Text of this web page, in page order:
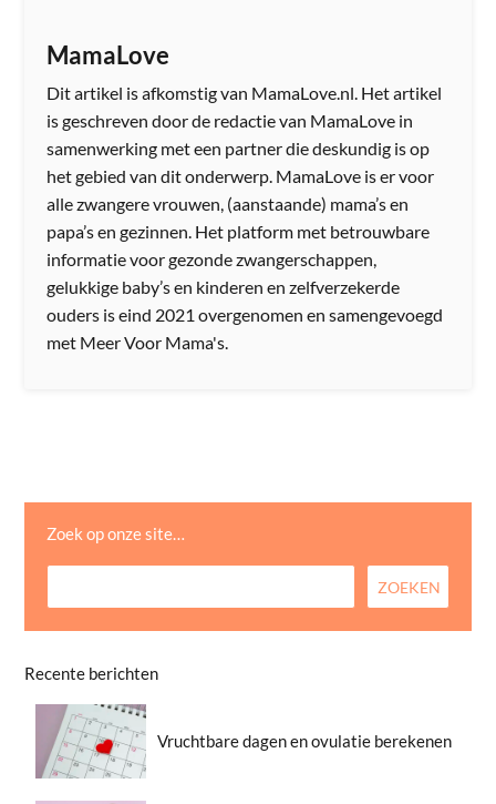
MamaLove
Dit artikel is afkomstig van MamaLove.nl. Het artikel
is geschreven door de redactie van MamaLove in
samenwerking met een partner die deskundig is op
het gebied van dit onderwerp. MamaLove is er voor
alle zwangere vrouwen, (aanstaande) mama’s en
papa’s en gezinnen. Het platform met betrouwbare
informatie voor gezonde zwangerschappen,
gelukkige baby’s en kinderen en zelfverzekerde
ouders is eind 2021 overgenomen en samengevoegd
met Meer Voor Mama's.
Zoek op onze site…
Recente berichten
Vruchtbare dagen en ovulatie berekenen